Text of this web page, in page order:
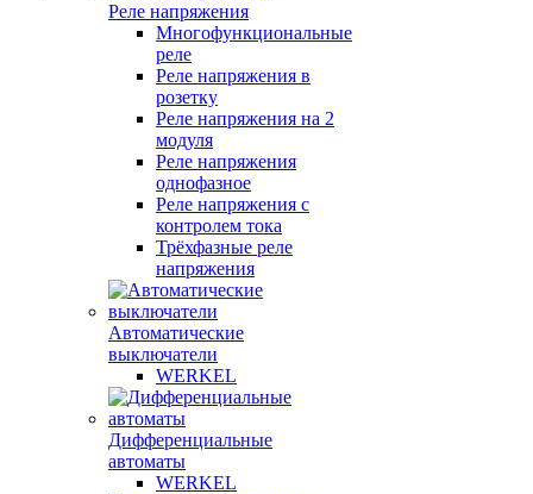
Реле напряжения
Многофункциональные
реле
Реле напряжения в
розетку
Реле напряжения на 2
модуля
Реле напряжения
однофазное
Реле напряжения с
контролем тока
Трёхфазные реле
напряжения
Автоматические
выключатели
WERKEL
Дифференциальные
автоматы
WERKEL